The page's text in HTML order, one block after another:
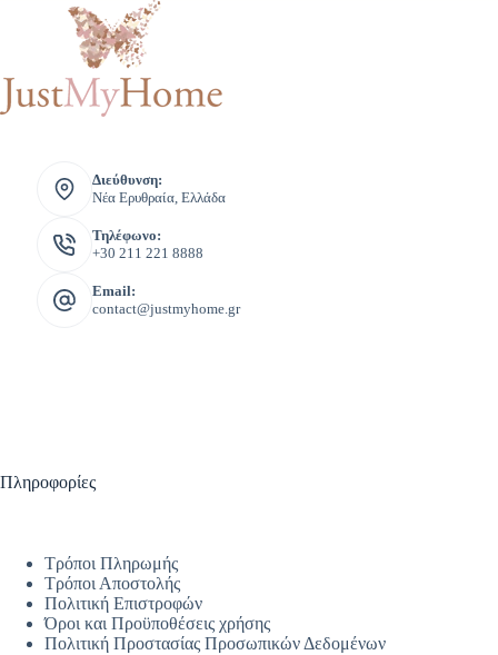
Διεύθυνση:
Νέα Ερυθραία, Ελλάδα
Τηλέφωνο:
+30 211 221 8888
Email:
contact@justmyhome.gr
Πληροφορίες
Τρόποι Πληρωμής
Τρόποι Αποστολής
Πολιτική Επιστροφών
Όροι και Προϋποθέσεις χρήσης
Πολιτική Προστασίας Προσωπικών Δεδομένων